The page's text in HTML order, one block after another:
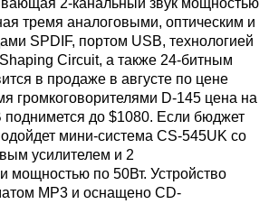
тремя аналоговыми, оптическим и
SPDIF, портом USB, технологией
Circuit, а также 24-битным
в продаже в августе по цене
громкоговорителями D-145 цена на
до $1080. Если бюджет
мини-система CS-545UK со
усилителем и 2
мощностью по 50Вт. Устройство
MP3 и оснащено CD-